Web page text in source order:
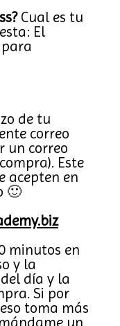
Cual es tu
El
de tu
correo
un correo
Este
acepten en
🙂
minutos en
y la
día y la
Si por
toma más
un